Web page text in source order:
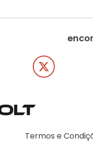
Termos e